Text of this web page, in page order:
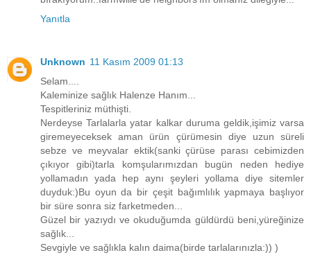
Yanıtla
Unknown 11 Kasım 2009 01:13
Selam....
Kaleminize sağlık Halenze Hanım...
Tespitleriniz müthişti.
Nerdeyse Tarlalarla yatar kalkar duruma geldik,işimiz varsa
giremeyeceksek aman ürün çürümesin diye uzun süreli
sebze ve meyvalar ektik(sanki çürüse parası cebimizden
çıkıyor gibi)tarla komşularımızdan bugün neden hediye
yollamadın yada hep aynı şeyleri yollama diye sitemler
duyduk:)Bu oyun da bir çeşit bağımlılık yapmaya başlıyor
bir süre sonra siz farketmeden...
Güzel bir yazıydı ve okuduğumda güldürdü beni,yüreğinize
sağlık...
Sevgiyle ve sağlıkla kalın daima(birde tarlalarınızla:)) )